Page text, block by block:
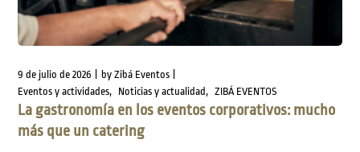
9 de julio de 2026 byZibá Eventos
Eventos y actividades
Noticias y actualidad ZIBÁ EVENTOS
La gastronomía en los eventos corporativos: mucho
más que un catering